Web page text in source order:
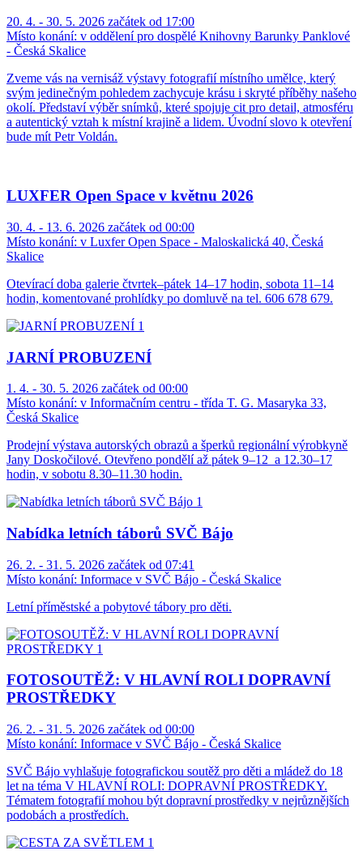
20. 4. - 30. 5. 2026 začátek od 17:00
Místo konání: v oddělení pro dospělé Knihovny Barunky Panklové
- Česká Skalice
Zveme vás na vernisáž výstavy fotografií místního umělce, který
svým jedinečným pohledem zachycuje krásu i skryté příběhy našeho
okolí. Představí výběr snímků, které spojuje cit pro detail, atmosféru
a autentický vztah k místní krajině a lidem. Úvodní slovo k otevření
bude mít Petr Voldán.
LUXFER Open Space v květnu 2026
30. 4. - 13. 6. 2026 začátek od 00:00
Místo konání: v Luxfer Open Space - Maloskalická 40, Česká
Skalice
Otevírací doba galerie čtvrtek–pátek 14–17 hodin, sobota 11–14
hodin, komentované prohlídky po domluvě na tel. 606 678 679.
JARNÍ PROBUZENÍ
1. 4. - 30. 5. 2026 začátek od 00:00
Místo konání: v Informačním centru - třída T. G. Masaryka 33,
Česká Skalice
Prodejní výstava autorských obrazů a šperků regionální výrobkyně
Jany Doskočilové. Otevřeno pondělí až pátek 9–12 a 12.30–17
hodin, v sobotu 8.30–11.30 hodin.
Nabídka letních táborů SVČ Bájo
26. 2. - 31. 5. 2026 začátek od 07:41
Místo konání: Informace v SVČ Bájo - Česká Skalice
Letní příměstské a pobytové tábory pro děti.
FOTOSOUTĚŽ: V HLAVNÍ ROLI DOPRAVNÍ
PROSTŘEDKY
26. 2. - 31. 5. 2026 začátek od 00:00
Místo konání: Informace v SVČ Bájo - Česká Skalice
SVČ Bájo vyhlašuje fotografickou soutěž pro děti a mládež do 18
let na téma V HLAVNÍ ROLI: DOPRAVNÍ PROSTŘEDKY.
Tématem fotografií mohou být dopravní prostředky v nejrůznějších
podobách a prostředích.